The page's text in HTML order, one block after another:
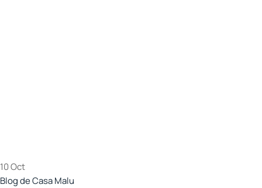
10Oct
Blog de Casa Malu